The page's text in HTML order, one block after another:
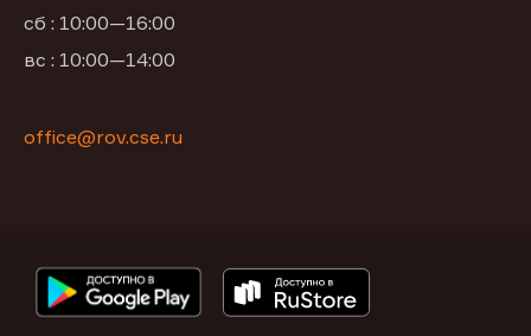
сб : 10:00—16:00
вс : 10:00—14:00
office@rov.cse.ru